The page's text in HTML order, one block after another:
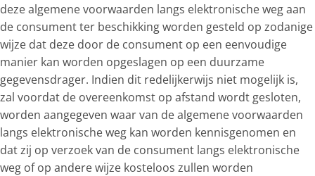
deze algemene voorwaarden langs elektronische weg aan
de consument ter beschikking worden gesteld op zodanige
wijze dat deze door de consument op een eenvoudige
manier kan worden opgeslagen op een duurzame
gegevensdrager. Indien dit redelijkerwijs niet mogelijk is,
zal voordat de overeenkomst op afstand wordt gesloten,
worden aangegeven waar van de algemene voorwaarden
langs elektronische weg kan worden kennisgenomen en
dat zij op verzoek van de consument langs elektronische
weg of op andere wijze kosteloos zullen worden